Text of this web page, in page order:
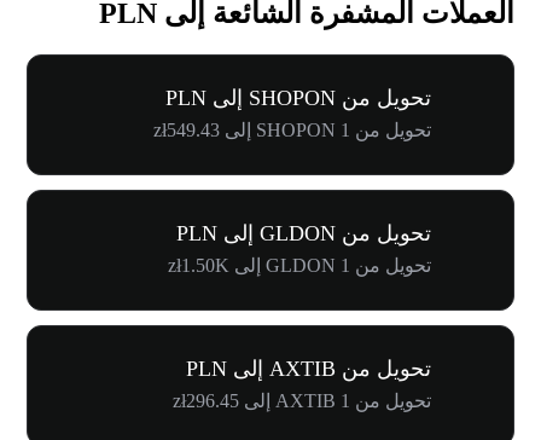
العملات المشفرة الشائعة إلى PLN
تحويل من SHOPON إلى PLN
تحويل من 1 SHOPON إلى zł549.43
تحويل من GLDON إلى PLN
تحويل من 1 GLDON إلى zł1.50K
تحويل من AXTIB إلى PLN
تحويل من 1 AXTIB إلى zł296.45